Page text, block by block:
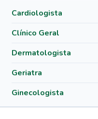
Cardiologista
Clínico Geral
Dermatologista
Geriatra
Ginecologista